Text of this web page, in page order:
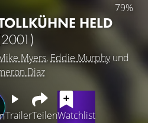
79%
HELD
Myers, Eddie Murphyund
Diaz
TrailerTeilenWatchlist